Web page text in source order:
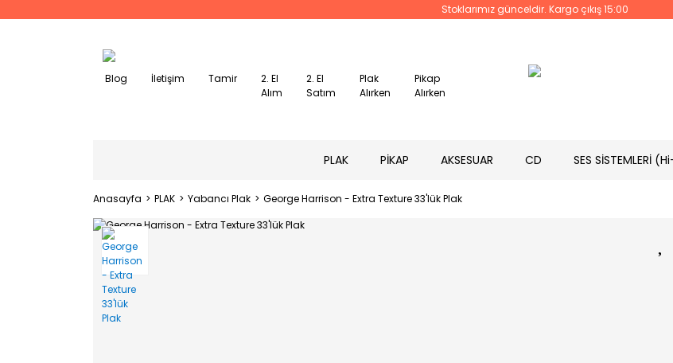
Stoklarımız günceldir. Kargo çıkış 15:00
Blog İletişim Tamir
2. El
Alım
2. El
Satım
Plak
Alırken
Pikap
Alırken
PLAK PİKAP AKSESUAR CD SES SİSTEMLERİ
Anasayfa PLAK Yabancı Plak George Harrison - Extra Texture 33'lük Plak